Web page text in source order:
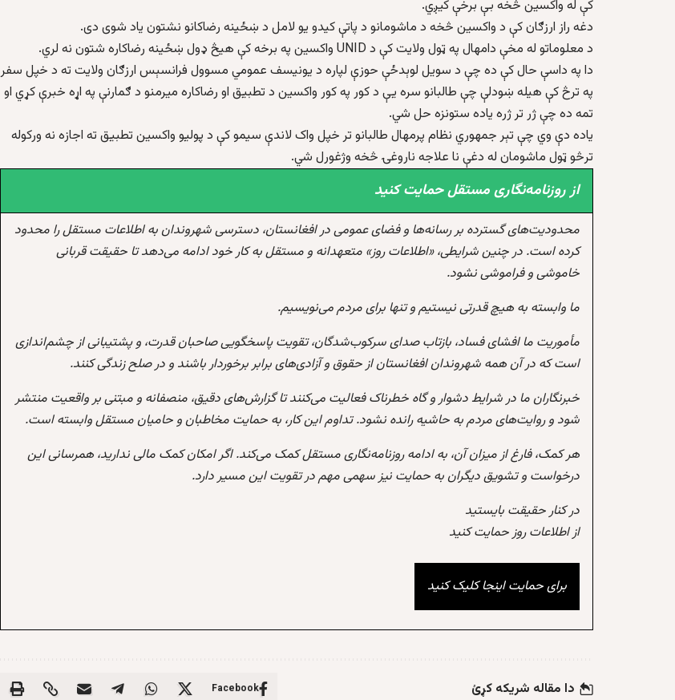
کې له واکسین څخه بې برخې کيږي.
دغه راز ارزګان کې د واکسین څخه د ماشومانو د پاتې کیدو یو لامل د ښځینه رضاکانو نشتون یاد شوی دی.
د معلوماتو له مخې دامهال په ټول ولايت کې د UNID واکسين په برخه کې هيڅ ډول ښځينه رضاکاره شتون نه لري.
دا په داسې حال کې ده چې د سویل لوېدځې حوزې لپاره د یونیسف عمومي مسوول فرانسېس ارزګان ولایت ته د خپل سفر
په ترڅ کې هیله ښودلې چې طالبانو سره یې د کور په کور واکسین د تطبیق او رضاکاره میرمنو د ګمارنې په اړه خبرې کړي او
تمه ده چې ژر تر ژره یاده ستونزه حل شي.
یاده دې وي چې تېر جمهوري نظام پرمهال طالبانو تر خپل واک لاندې سیمو کې د پولیو واکسین تطبیق ته اجازه نه ورکوله
ترڅو ټول ماشومان له دغې نا علاجه ناروغۍ څخه وژغورل شي.
از روزنامه‌نگاری مستقل حمایت کنید
محدودیت‌های گسترده بر رسانه‌ها و فضای عمومی در افغانستان، دسترسی شهروندان به اطلاعات مستقل را محدود
کرده است. در چنین شرایطی، «اطلاعات روز» متعهدانه و مستقل به کار خود ادامه می‌دهد تا حقیقت قربانی
خاموشی و فراموشی نشود.
ما وابسته به هیچ قدرتی نیستیم و تنها برای مردم می‌نویسیم.
مأموریت ما افشای فساد، بازتاب صدای سرکوب‌شدگان، تقویت پاسخگویی صاحبان قدرت، و پشتیبانی از چشم‌اندازی
است که در آن همه شهروندان افغانستان از حقوق و آزادی‌های برابر برخوردار باشند و در صلح زندگی کنند.
خبرنگاران ما در شرایط دشوار و گاه خطرناک فعالیت می‌کنند تا گزارش‌های دقیق، منصفانه و مبتنی بر واقعیت منتشر
شود و روایت‌های مردم به حاشیه رانده نشود. تداوم این کار، به حمایت مخاطبان و حامیان مستقل وابسته است.
هر کمک، فارغ از میزان آن، به ادامه روزنامه‌نگاری مستقل کمک می‌کند. اگر امکان کمک مالی ندارید، همرسانی این
درخواست و تشویق دیگران به حمایت نیز سهمی مهم در تقویت این مسیر دارد.
در کنار حقیقت بایستید
از اطلاعات روز حمایت کنید
برای حمایت اینجا کلیک کنید
دا مقاله شریکه کړئ Facebook